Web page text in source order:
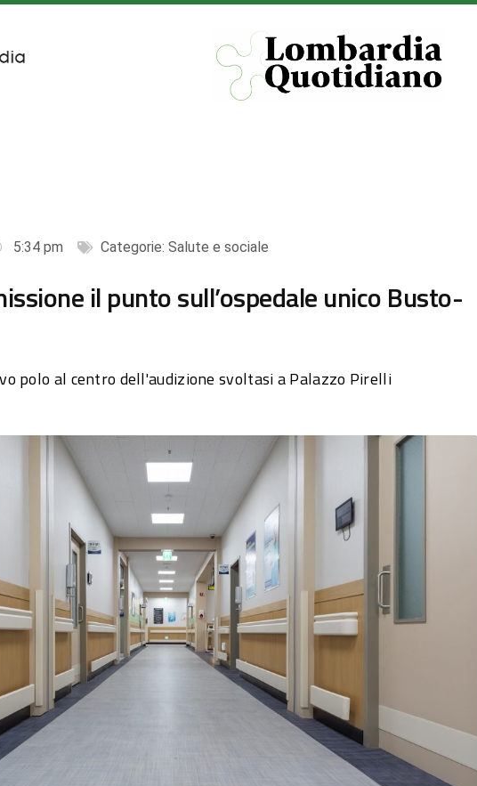
5:34 pm Categorie: Salute e sociale
il punto sull’ospedale unico Busto-
polo al centro dell'audizione svoltasi a Palazzo Pirelli